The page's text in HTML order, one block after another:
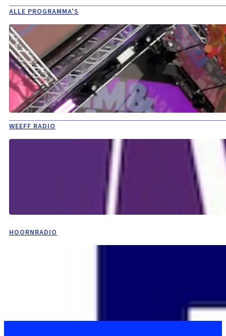
ALLE PROGRAMMA'S
WEEFF RADIO
HOORNRADIO